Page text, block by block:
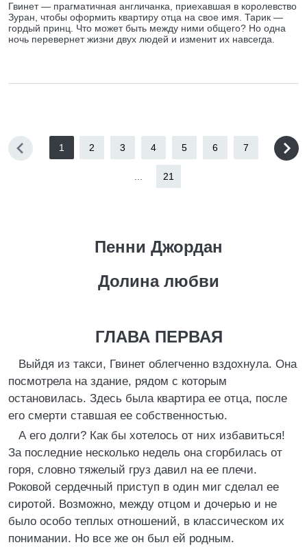
Гвинет — прагматичная англичанка, приехавшая в королевство
Зуран, чтобы оформить квартиру отца на свое имя. Тарик —
гордый принц. Что может быть между ними общего? Но одна
ночь перевернет жизни двух людей и изменит их навсегда.
1 2 3 4 5 6 7
21
Пенни Джордан
Долина любви
ГЛАВА ПЕРВАЯ
Выйдя из такси, Гвинет облегченно вздохнула. Она
посмотрела на здание, рядом с которым
остановилась. Здесь была квартира ее отца, после
его смерти ставшая ее собственностью.
А его долги? Как бы хотелось от них избавиться!
За последние несколько недель она сгорбилась от
горя, словно тяжелый груз давил на ее плечи.
Роковой сердечный приступ в один миг сделал ее
сиротой. Возможно, между отцом и дочерью и не
было особо теплых отношений, в классическом их
понимании. Но все же он был ей родным.